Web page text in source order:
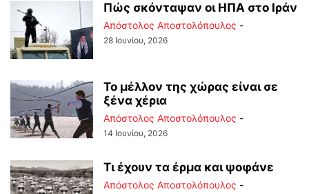
Πώς σκόνταψαν οι ΗΠΑ στο Ιράν
Απόστολος Αποστολόπουλος -
28 Ιουνίου, 2026
Το μέλλον της χώρας είναι σε
ξένα χέρια
Απόστολος Αποστολόπουλος -
14 Ιουνίου, 2026
Τι έχουν τα έρμα και ψοφάνε
Απόστολος Αποστολόπουλος -